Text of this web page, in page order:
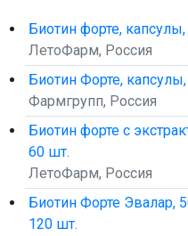
Биотин форте,
ЛетоФарм, Россия
Биотин Форте,
Фармгрупп, Россия
Биотин форте с
60 шт.
ЛетоФарм, Россия
Биотин Форте Эвалар,
120 шт.